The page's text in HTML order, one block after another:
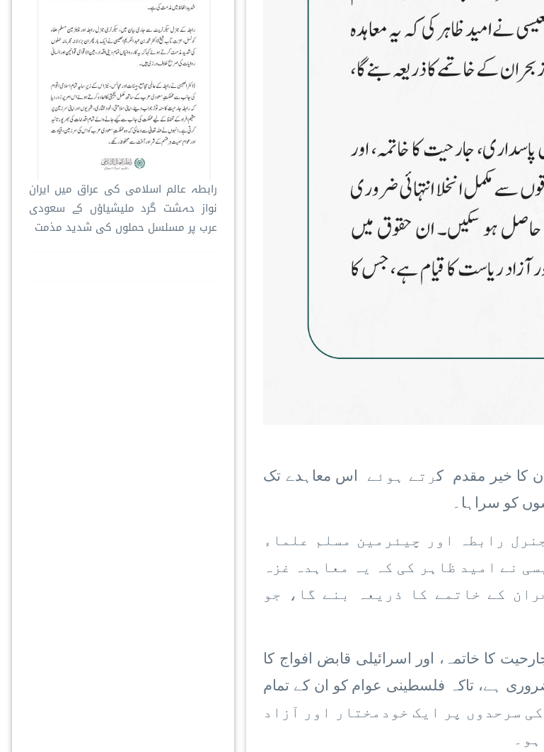
کا خیر مقدم كرتے ہوئے
اس معاہدے تک
کو سراہا۔
رابطہ اور چیئرمین مسلم علماء
نے امید ظاہر کی کہ یہ معاہدہ غزہ
کے خاتمے کا ذریعہ بنے گا، جو
کا خاتمہ، اور اسرائیلی قابض افواج کا
ہے، تاکہ فلسطینی عوام کو ان کے تمام
جائز حقوق حاصل ہو سکیں۔ ان حقوق میں سرفہرست 1967 کی سرحدوں پر ایک خودمختار اور آزاد
رابطہ عالم اسلامی کی عراق میں ایران
نواز دہشت گرد ملیشیاؤں کے سعودی
عرب پر مسلسل حملوں کی شدید مذمت